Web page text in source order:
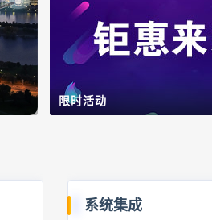
Lidolphin
限时活动
系统集成